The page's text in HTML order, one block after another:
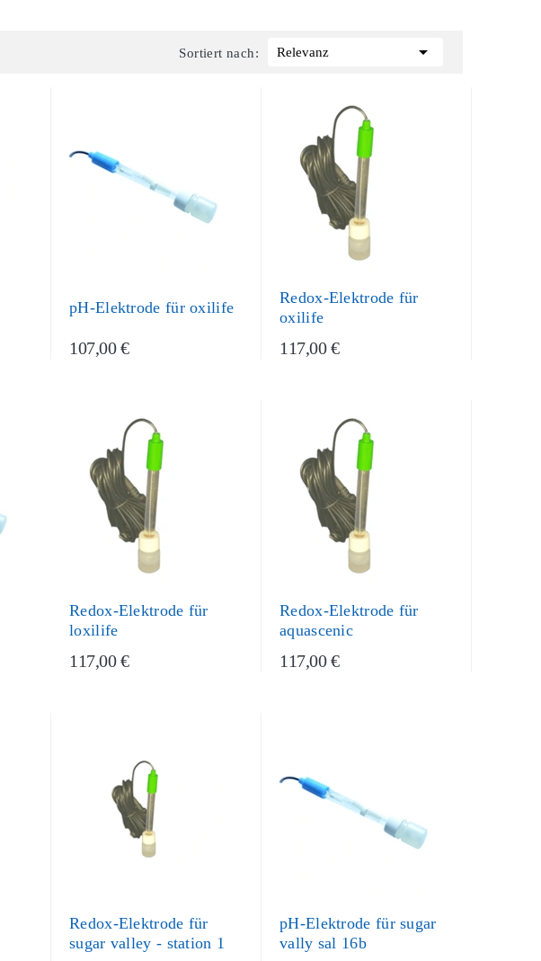
Sortiert nach: Relevanz 
pH-Elektrode für oxilife
107,00 €
Redox-Elektrode für
oxilife
117,00 €
Redox-Elektrode für
loxilife
117,00 €
Redox-Elektrode für
aquascenic
117,00 €
Redox-Elektrode für
sugar valley - station 1
pH-Elektrode für sugar
vally sal 16b